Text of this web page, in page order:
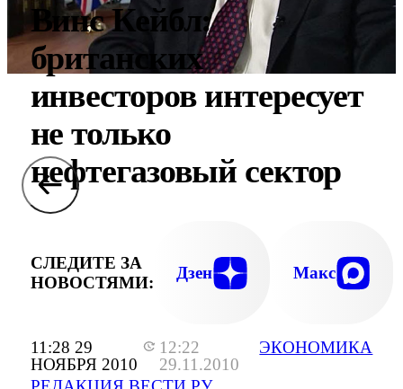
11:28 29
НОЯБРЯ 2010
12:22
29.11.2010
ЭКОНОМИКА
Винс Кейбл:
британских
инвесторов интересует
не только
нефтегазовый сектор
СЛЕДИТЕ ЗА
НОВОСТЯМИ:
Дзен Макс